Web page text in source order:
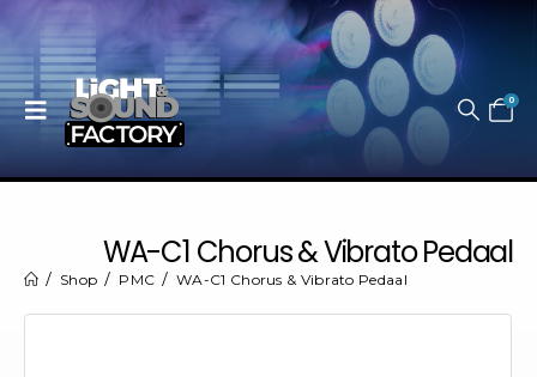
0
WA-C1 Chorus & Vibrato Pedaal
Shop PMC WA-C1 Chorus & Vibrato Pedaal